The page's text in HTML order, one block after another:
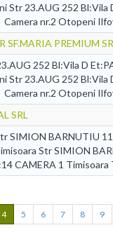
Str 23.AUG 252 Bl:Vila
Camera nr.2 Otopeni
SF.MARIA PREMIUM
252 Bl:Vila D
Str 23.AUG 252 Bl:Vila
Camera nr.2 Otopeni
SRL
SIMION BARNUTIU
Str SIMION
CAMERA 1 Timisoara
4 5 6 7 8 9